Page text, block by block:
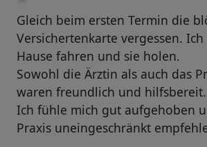
Gleich beim ersten Termin die
Versichertenkarte vergessen.
Hause fahren und sie holen.
Sowohl die Ärztin als auch das
waren freundlich und hilfsbereit.
Ich fühle mich gut aufgehoben
Praxis uneingeschränkt